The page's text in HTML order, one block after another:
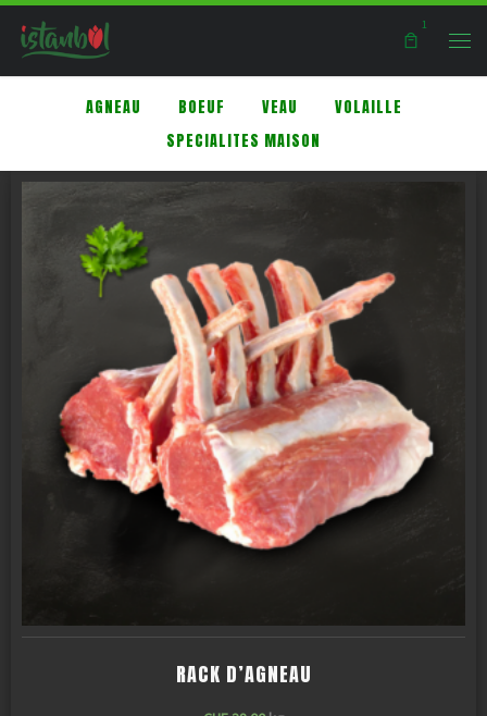
Skip to content 1
AGNEAU BOEUF VEAU
VOLAILLE
SPECIALITES MAISON
RACK D’AGNEAU